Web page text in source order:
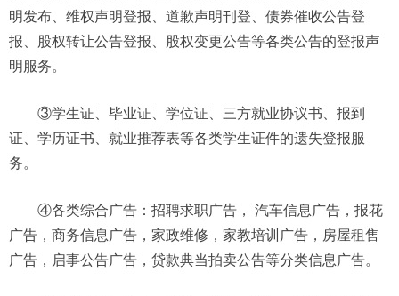
明发布、维权声明登报、道歉声明刊登、债券催收公告登
报、股权转让公告登报、股权变更公告等各类公告的登报声
明服务。
③学生证、毕业证、学位证、三方就业协议书、报到
证、学历证书、就业推荐表等各类学生证件的遗失登报服
务。
④各类综合广告：招聘求职广告， 汽车信息广告，报花
广告，商务信息广告，家政维修，家教培训广告，房屋租售
广告，启事公告广告，贷款典当拍卖公告等分类信息广告。